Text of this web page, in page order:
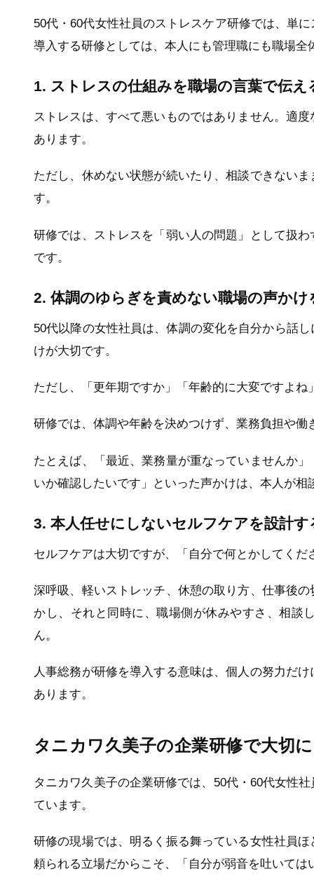
50代・60代女性社員のストレスケア研修では、単
導入する研修としては、本人にも管理職にも職場
1. ストレスの仕組みを職場の言葉で伝え
ストレスは、すべて悪いものではありません。適
あります。
ただし、休めない状態が続いたり、相談できない
す。
研修では、ストレスを「弱い人の問題」として扱
です。
2. 体調のゆらぎを責めない職場の声かけ
50代以降の女性社員は、体調の変化を自分から話
けが大切です。
ただし、「更年期ですか」「年齢的に大変ですよ
研修では、体調や年齢を決めつけず、業務負担や
たとえば、「最近、業務量が重なっていませんか
いか確認したいです」といった声かけは、本人が相
3. 本人任せにしないセルフケアを設計す
セルフケアは大切ですが、「自分で何とかしてく
深呼吸、軽いストレッチ、休憩の取り方、仕事後
かし、それと同時に、職場側が休みやすさ、相談
ん。
人事総務が研修を導入する意味は、個人の努力だ
あります。
タニカワ久美子の企業研修で大切
タニカワ久美子の企業研修では、50代・60代女性
ています。
研修の現場では、明るく振る舞っている女性社員
頼られる立場だからこそ、「自分が弱音を吐いて